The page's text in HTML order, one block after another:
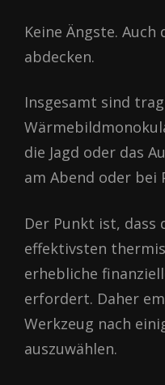
Keine Ängste.
abdecken.
Insgesamt sind
die Jagd oder das
am Abend oder bei
Der Punkt ist, dass
effektivsten
erhebliche
erfordert. Daher
Werkzeug nach
auszuwählen.